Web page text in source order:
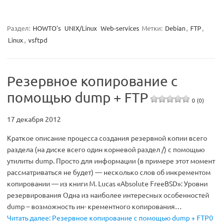
Раздел: HOWTO's UNIX/Linux Web-services Метки: Debian, FTP,
Linux , vsftpd
Резервное копирование с
помощью dump + FTP
0 (0)
17 декабря 2012
Краткое описание процесса создания резервной копии всего
раздела (на диске всего один корневой раздел /) с помощью
утилиты dump. Просто для информации (в примере этот момент
рассматриваться не будет) — несколько слов об инкрементом
копировании — из книги M. Lucas «Absolute FreeBSD»: Уровни
резервирования Одна из наиболее интересных особенностей
dump – возможность ин- крементного копирования…
Читать далее: Резервное копирование с помощью dump + FTP0